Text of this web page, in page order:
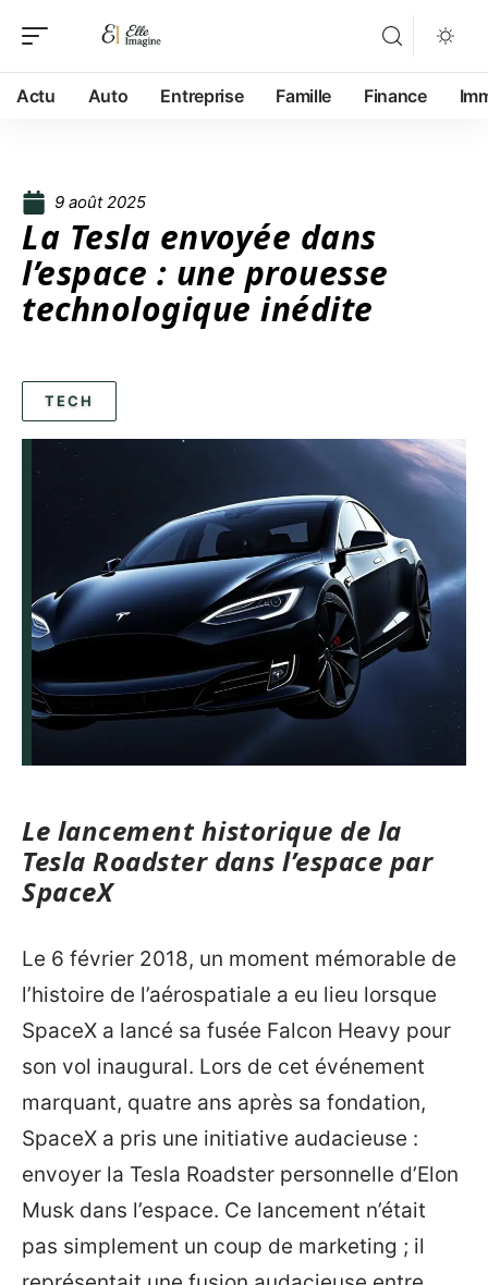
Actu Auto Entreprise Famille Finance
9 août 2025
La Tesla envoyée dans
l’espace : une prouesse
technologique inédite
TECH
Le lancement historique de la
Tesla Roadster dans l’espace par
SpaceX
Le 6 février 2018, un moment mémorable de
l’histoire de l’aérospatiale a eu lieu lorsque
SpaceX a lancé sa fusée Falcon Heavy pour
son vol inaugural. Lors de cet événement
marquant, quatre ans après sa fondation,
SpaceX a pris une initiative audacieuse :
envoyer la Tesla Roadster personnelle d’Elon
Musk dans l’espace. Ce lancement n’était
pas simplement un coup de marketing ; il